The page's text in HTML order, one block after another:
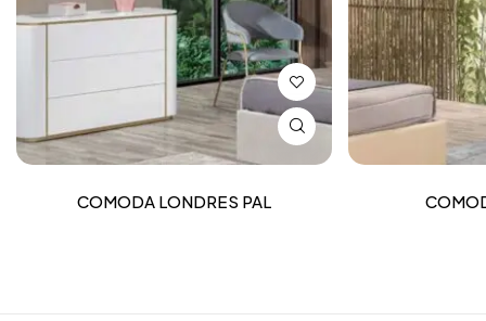
COMODA LONDRES PAL